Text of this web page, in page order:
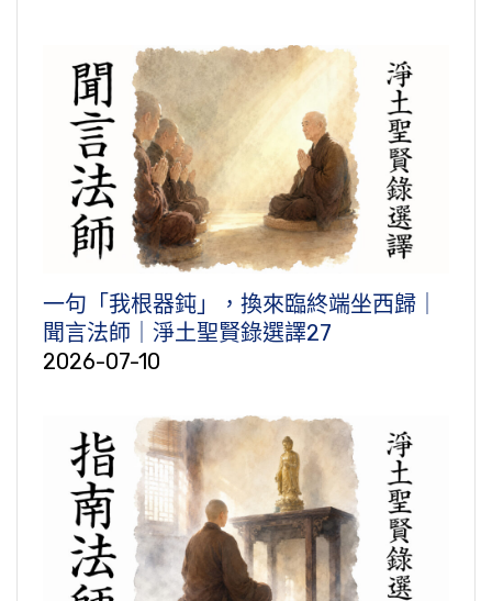
一句「我根器鈍」，換來臨終端坐西歸｜
聞言法師｜淨土聖賢錄選譯27
2026-07-10